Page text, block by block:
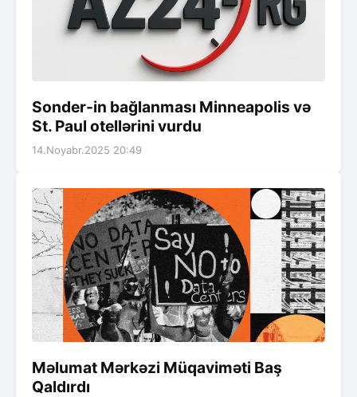
Sonder-in bağlanması Minneapolis və
St. Paul otellərini vurdu
14.Noyabr.2025 20:49
Məlumat Mərkəzi Müqaviməti Baş
Qaldırdı